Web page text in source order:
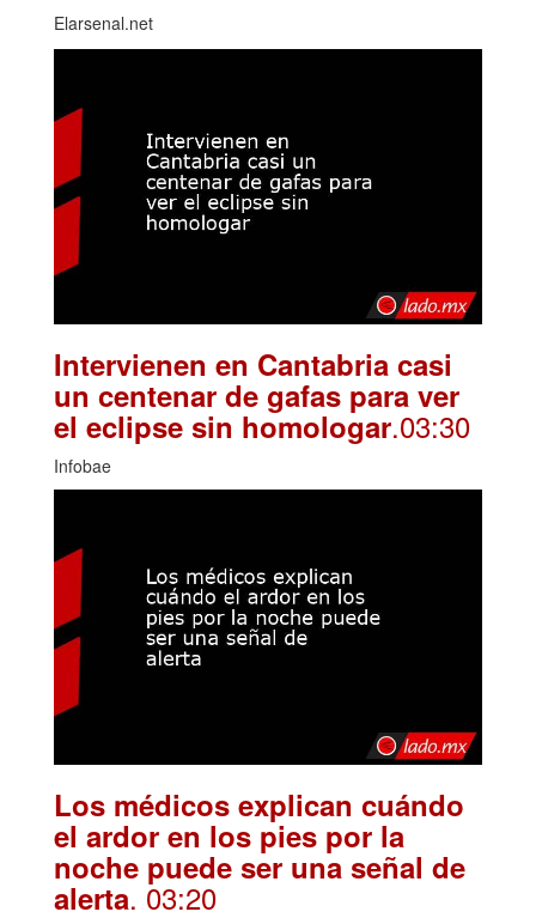
Elarsenal.net
Intervienen en Cantabria casi
un centenar de gafas para ver
el eclipse sin homologar.03:30
Infobae
Los médicos explican cuándo
el ardor en los pies por la
noche puede ser una señal de
alerta. 03:20